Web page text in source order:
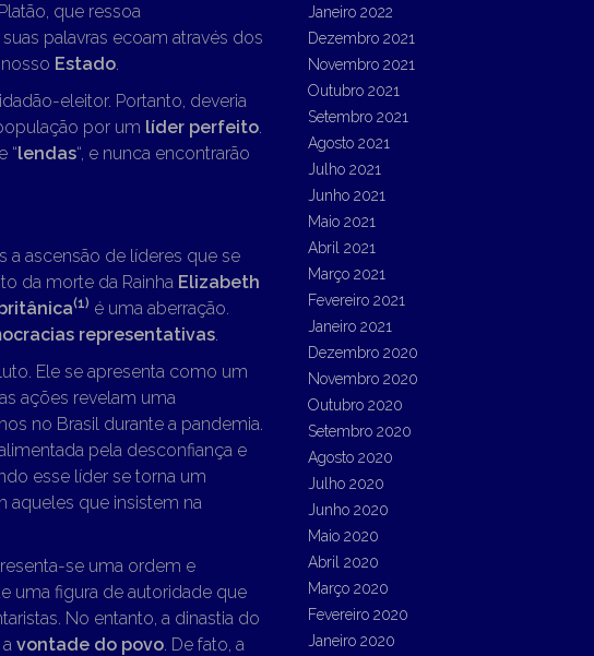
que ressoa
palavras ecoam através dos
Estado.
eleitor. Portanto, deveria
por um líder perfeito.
“lendas“, e nunca encontrarão
a ascensão de líderes que se
da morte da Rainha Elizabeth
(1) é uma aberração.
representativas.
Ele se apresenta como um
ações revelam uma
no Brasil durante a pandemia.
pela desconfiança e
esse líder se torna um
aqueles que insistem na
se uma ordem e
uma figura de autoridade que
No entanto, a dinastia do
vontade do povo. De fato, a
Janeiro 2022
Dezembro 2021
Novembro 2021
Outubro 2021
Setembro 2021
Agosto 2021
Julho 2021
Junho 2021
Maio 2021
Abril 2021
Março 2021
Fevereiro 2021
Janeiro 2021
Dezembro 2020
Novembro 2020
Outubro 2020
Setembro 2020
Agosto 2020
Julho 2020
Junho 2020
Maio 2020
Abril 2020
Março 2020
Fevereiro 2020
Janeiro 2020